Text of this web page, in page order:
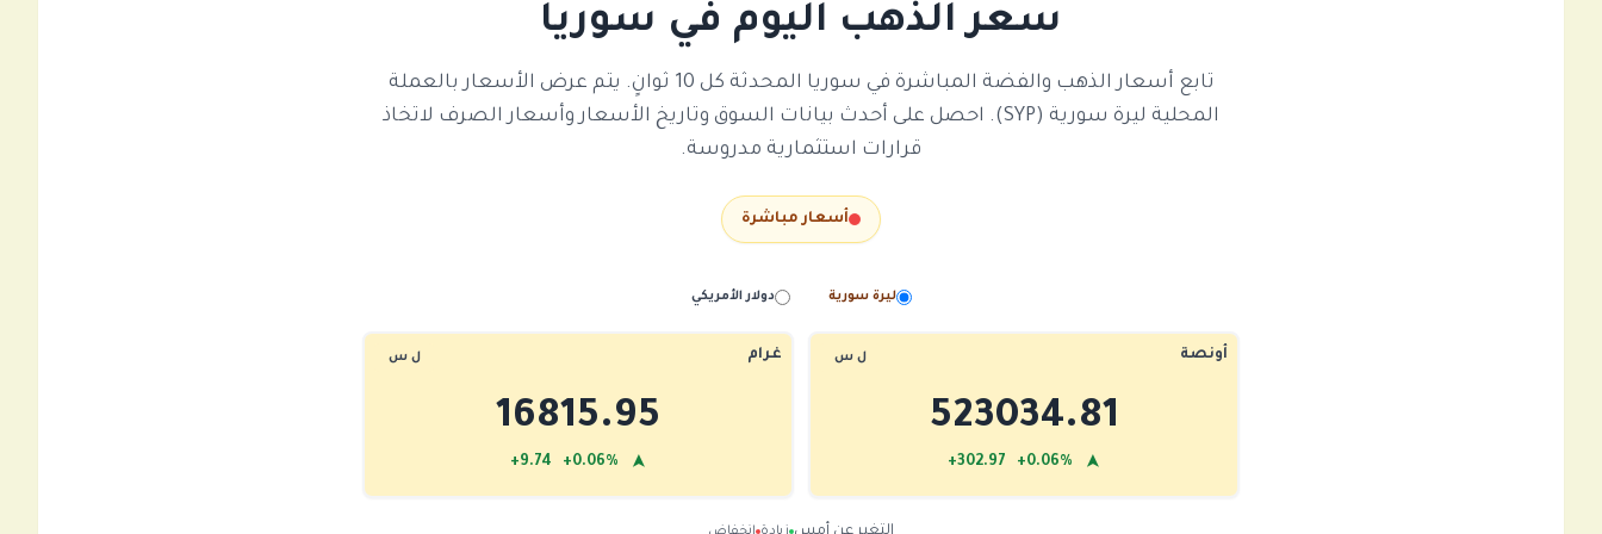
سعر الذهب اليوم في سوريا
تابع أسعار الذهب والفضة المباشرة في سوريا المحدثة كل 10 ثوانٍ. يتم عرض الأسعار بالعملة
المحلية ليرة سورية (SYP). احصل على أحدث بيانات السوق وتاريخ الأسعار وأسعار الصرف لاتخاذ
قرارات استثمارية مدروسة.
أسعار مباشرة
ليرة سورية دولار الأمريكي
ل س أونصة
523034.81
+302.97 +0.06% ➤
ل س غرام
16815.95
+9.74 +0.06% ➤